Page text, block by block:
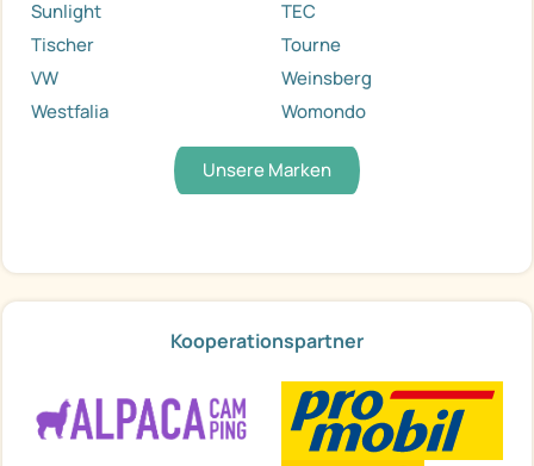
Sunlight
TEC
Tischer
Tourne
VW
Weinsberg
Westfalia
Womondo
Unsere Marken
Kooperationspartner